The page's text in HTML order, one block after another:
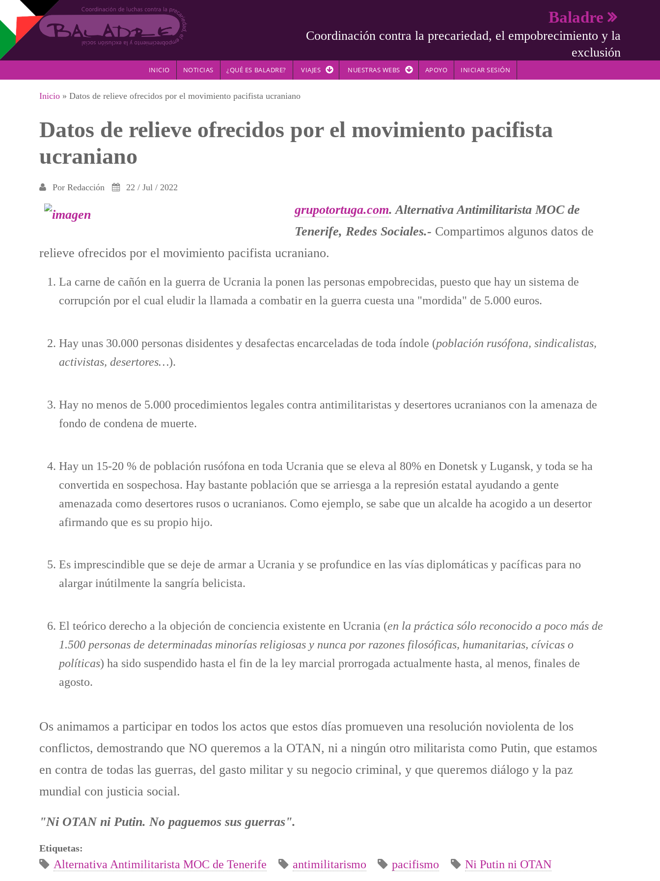
Pasar al contenido principal
Baladre
Coordinación contra la precariedad, el empobrecimiento y la
exclusión
INICIO NOTICIAS ¿QUÉ ES BALADRE? VIAJES NUESTRAS WEBS APOYO INICIAR SESIÓN
Se encuentra usted aquí
Inicio » Datos de relieve ofrecidos por el movimiento pacifista ucraniano
Datos de relieve ofrecidos por el movimiento pacifista
ucraniano
Por Redacción 22 / Jul / 2022
grupotortuga.com. Alternativa Antimilitarista MOC de
Tenerife, Redes Sociales.- Compartimos algunos datos de
relieve ofrecidos por el movimiento pacifista ucraniano.
La carne de cañón en la guerra de Ucrania la ponen las personas empobrecidas, puesto que hay un sistema de
corrupción por el cual eludir la llamada a combatir en la guerra cuesta una "mordida" de 5.000 euros.
Hay unas 30.000 personas disidentes y desafectas encarceladas de toda índole (población rusófona, sindicalistas,
activistas, desertores…).
Hay no menos de 5.000 procedimientos legales contra antimilitaristas y desertores ucranianos con la amenaza de
fondo de condena de muerte.
Hay un 15-20 % de población rusófona en toda Ucrania que se eleva al 80% en Donetsk y Lugansk, y toda se ha
convertida en sospechosa. Hay bastante población que se arriesga a la represión estatal ayudando a gente
amenazada como desertores rusos o ucranianos. Como ejemplo, se sabe que un alcalde ha acogido a un desertor
afirmando que es su propio hijo.
Es imprescindible que se deje de armar a Ucrania y se profundice en las vías diplomáticas y pacíficas para no
alargar inútilmente la sangría belicista.
El teórico derecho a la objeción de conciencia existente en Ucrania (en la práctica sólo reconocido a poco más de
1.500 personas de determinadas minorías religiosas y nunca por razones filosóficas, humanitarias, cívicas o
políticas) ha sido suspendido hasta el fin de la ley marcial prorrogada actualmente hasta, al menos, finales de
agosto.
Os animamos a participar en todos los actos que estos días promueven una resolución noviolenta de los
conflictos, demostrando que NO queremos a la OTAN, ni a ningún otro militarista como Putin, que estamos
en contra de todas las guerras, del gasto militar y su negocio criminal, y que queremos diálogo y la paz
mundial con justicia social.
"Ni OTAN ni Putin. No paguemos sus guerras".
Etiquetas:
Alternativa Antimilitarista MOC de Tenerife antimilitarismo pacifismo Ni Putin ni OTAN